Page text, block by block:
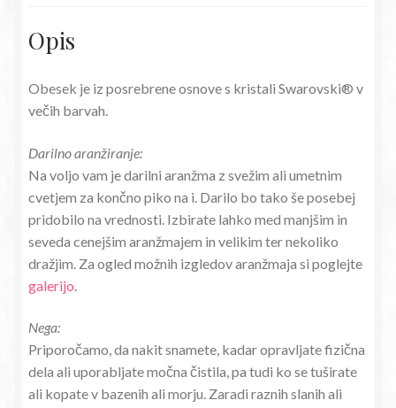
Opis
Obesek je iz posrebrene osnove s kristali Swarovski® v
večih barvah.
Darilno aranžiranje:
Na voljo vam je darilni aranžma z svežim ali umetnim
cvetjem za končno piko na i. Darilo bo tako še posebej
pridobilo na vrednosti. Izbirate lahko med manjšim in
seveda cenejšim aranžmajem in velikim ter nekoliko
dražjim. Za ogled možnih izgledov aranžmaja si poglejte
galerijo
Nega:
Priporočamo, da nakit snamete, kadar opravljate fizična
dela ali uporabljate močna čistila, pa tudi ko se tuširate
ali kopate v bazenih ali morju. Zaradi raznih slanih ali